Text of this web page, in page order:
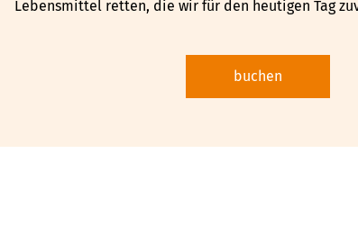
Lebensmittel retten, die wir für den heutigen Tag
buchen